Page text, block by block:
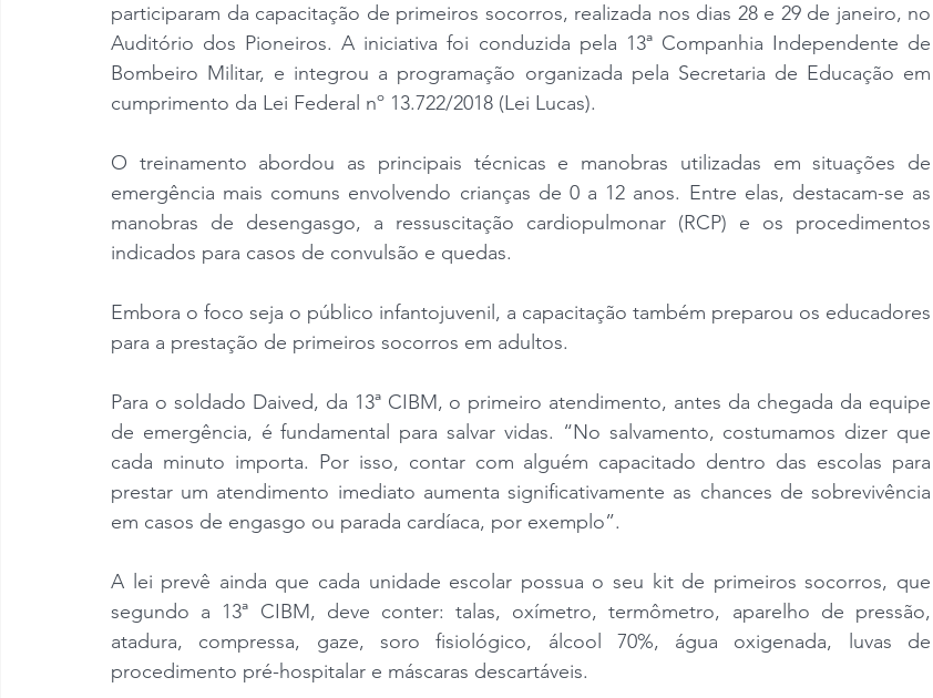
participaram da capacitação de primeiros socorros, realizada nos dias 28 e 29 de janeiro, no
Auditório dos Pioneiros. A iniciativa foi conduzida pela 13ª Companhia Independente de
Bombeiro Militar, e integrou a programação organizada pela Secretaria de Educação em
cumprimento da Lei Federal nº 13.722/2018 (Lei Lucas).
O treinamento abordou as principais técnicas e manobras utilizadas em situações de
emergência mais comuns envolvendo crianças de 0 a 12 anos. Entre elas, destacam-se as
manobras de desengasgo, a ressuscitação cardiopulmonar (RCP) e os procedimentos
indicados para casos de convulsão e quedas.
Embora o foco seja o público infantojuvenil, a capacitação também preparou os educadores
para a prestação de primeiros socorros em adultos.
Para o soldado Daived, da 13ª CIBM, o primeiro atendimento, antes da chegada da equipe
de emergência, é fundamental para salvar vidas. “No salvamento, costumamos dizer que
cada minuto importa. Por isso, contar com alguém capacitado dentro das escolas para
prestar um atendimento imediato aumenta significativamente as chances de sobrevivência
em casos de engasgo ou parada cardíaca, por exemplo”.
A lei prevê ainda que cada unidade escolar possua o seu kit de primeiros socorros, que
segundo a 13ª CIBM, deve conter: talas, oxímetro, termômetro, aparelho de pressão,
atadura, compressa, gaze, soro fisiológico, álcool 70%, água oxigenada, luvas de
procedimento pré-hospitalar e máscaras descartáveis.